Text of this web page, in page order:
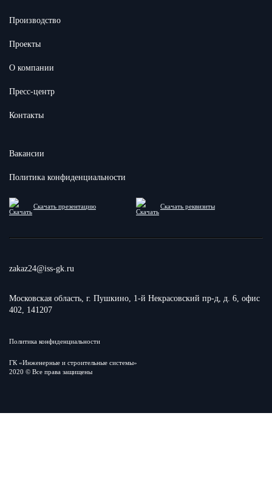
Производство
Проекты
О компании
Пресс-центр
Контакты
Вакансии
Политика конфиденциальности
Скачать презентацию Скачать реквизиты
zakaz24@iss-gk.ru
Московская область, г. Пушкино, 1-й Некрасовский пр-д, д. 6, офис
402, 141207
Политика конфиденциальности
ГК «Инженерные и строительные системы»
2020 © Все права защищены